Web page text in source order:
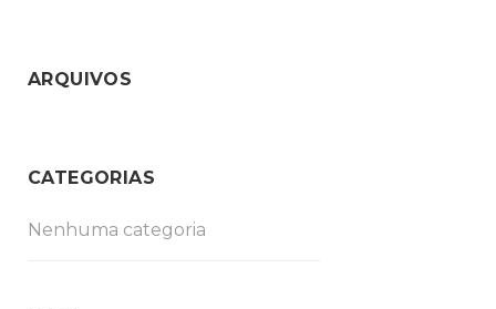
ARQUIVOS
CATEGORIAS
Nenhuma categoria